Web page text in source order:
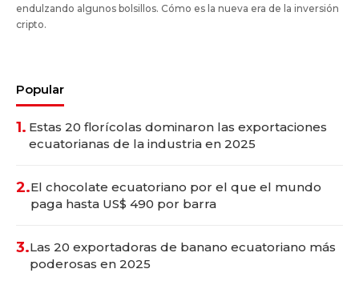
endulzando algunos bolsillos. Cómo es la nueva era de la inversión
cripto.
Popular
1. Estas 20 florícolas dominaron las exportaciones
ecuatorianas de la industria en 2025
2.El chocolate ecuatoriano por el que el mundo
paga hasta US$ 490 por barra
3.Las 20 exportadoras de banano ecuatoriano más
poderosas en 2025